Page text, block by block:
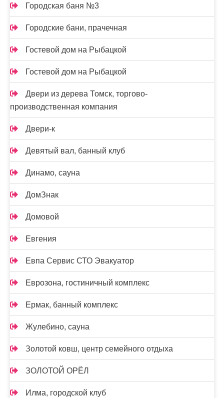
Городская баня №3
Городские бани, прачечная
Гостевой дом на Рыбацкой
Гостевой дом на Рыбацкой
Двери из дерева Томск, торгово-
производственная компания
Двери-к
Девятый вал, банный клуб
Динамо, сауна
ДомЗнак
Домовой
Евгения
Евпа Сервис СТО Эвакуатор
Еврозона, гостиничный комплекс
Ермак, банный комплекс
Жулебино, сауна
Золотой ковш, центр семейного отдыха
ЗОЛОТОЙ ОРЁЛ
Илма, городской клуб